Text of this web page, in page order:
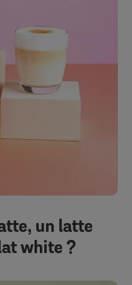
un latte
white ?